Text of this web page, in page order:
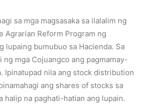
sa mga magsasaka sa ilalalim ng
Agrarian Reform Program ng
lupaing bumubuo sa Hacienda. Sa
ng mga Cojuangco ang pagmamay-
Ipinatupad nila ang stock distribution
ang shares of stocks sa
halip na paghati-hatian ang lupain.